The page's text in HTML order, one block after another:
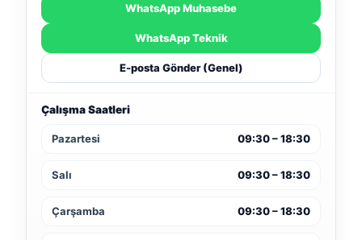
WhatsApp Muhasebe
WhatsApp Teknik
E-posta Gönder (Genel)
Çalışma Saatleri
Pazartesi 09:30 – 18:30
Salı 09:30 – 18:30
Çarşamba 09:30 – 18:30